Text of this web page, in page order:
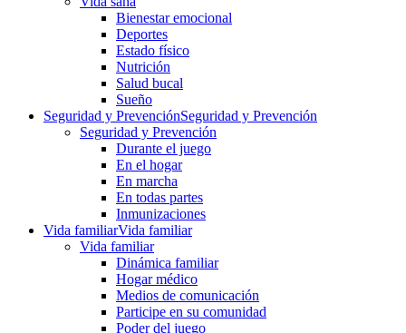
Bienestar emocional
Deportes
Estado físico
Nutrición
Salud bucal
Sueño
Seguridad y PrevenciónSeguridad y Prevención
Seguridad y Prevención
Durante el juego
En el hogar
En marcha
En todas partes
Inmunizaciones
Vida familiarVida familiar
Vida familiar
Dinámica familiar
Hogar médico
Medios de comunicación
Participe en su comunidad
Poder del juego